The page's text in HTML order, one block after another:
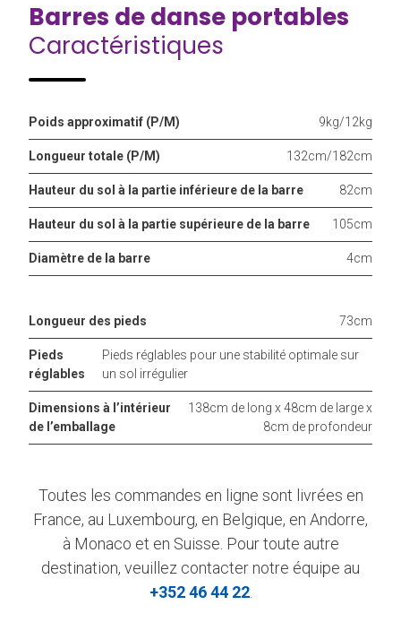
Barres de danse portables
Caractéristiques
Poids approximatif (P/M) 9kg/12kg
Longueur totale (P/M) 132cm/182cm
Hauteur du sol à la partie inférieure de la barre 82cm
Hauteur du sol à la partie supérieure de la barre 105cm
Diamètre de la barre 4cm
Longueur des pieds 73cm
Pieds
réglables
Pieds réglables pour une stabilité optimale sur
un sol irrégulier
Dimensions à l’intérieur
de l’emballage
138cm de long x 48cm de large x
8cm de profondeur
Toutes les commandes en ligne sont livrées en
France, au Luxembourg, en Belgique, en Andorre,
à Monaco et en Suisse. Pour toute autre
destination, veuillez contacter notre équipe au
+352 46 44 22.